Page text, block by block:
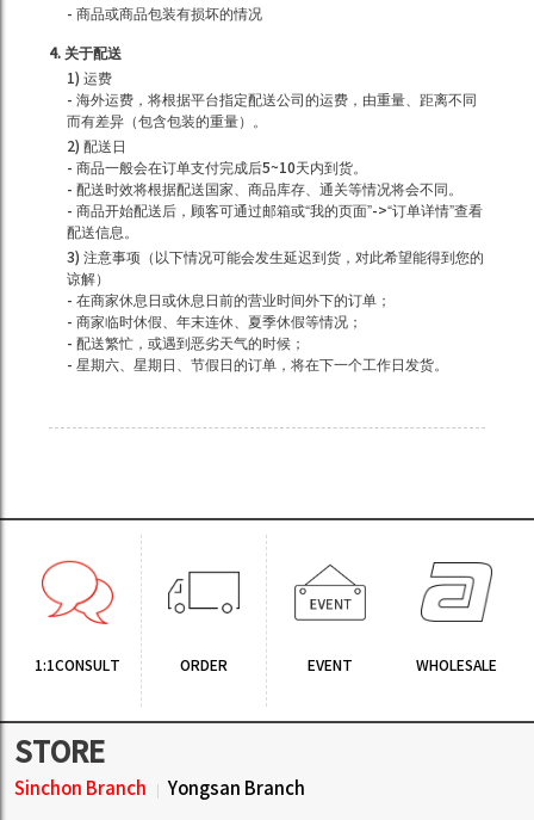
- 商品或商品包装有损坏的情况
4. 关于配送
1) 运费
- 海外运费，将根据平台指定配送公司的运费，由重量、距离不同
而有差异（包含包装的重量）。
2) 配送日
- 商品一般会在订单支付完成后5~10天内到货。
- 配送时效将根据配送国家、商品库存、通关等情况将会不同。
- 商品开始配送后，顾客可通过邮箱或“我的页面”->“订单详情”查看
配送信息。
3) 注意事项（以下情况可能会发生延迟到货，对此希望能得到您的
谅解）
- 在商家休息日或休息日前的营业时间外下的订单；
- 商家临时休假、年末连休、夏季休假等情况；
- 配送繁忙，或遇到恶劣天气的时候；
- 星期六、星期日、节假日的订单，将在下一个工作日发货。
1:1CONSULT ORDER EVENT WHOLESALE
STORE
Sinchon Branch Yongsan Branch